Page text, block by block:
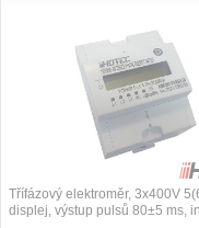
Třífázový elektroměr, 3x400V
displej, výstup pulsů 80±5 ms,